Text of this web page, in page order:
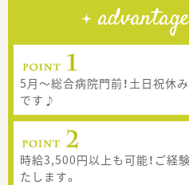
advantage
5月～総合病院門前！土日祝休
です♪
時給3,500円以上も可能！ご経
たします。